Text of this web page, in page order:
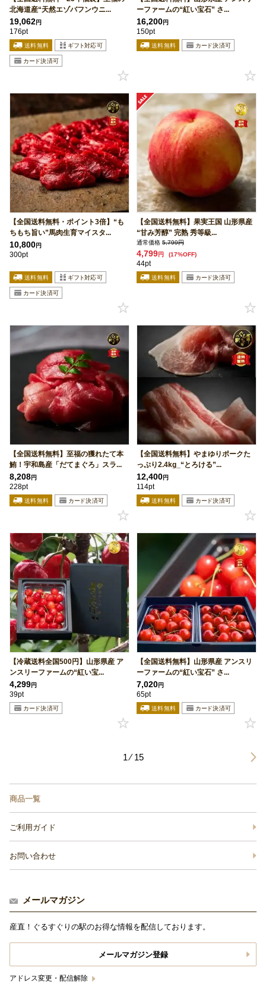
北海道産“天然エゾバフンウニ...
19,062円
176pt
ーファームの“紅い宝石” さ...
16,200円
150pt
【全国送料無料・ポイント3倍】“も
ちもち旨い”馬肉生育マイスタ...
10,800円
300pt
【全国送料無料】果実王国 山形県産
“甘み芳醇” 完熟 秀等級...
通常価格 5,799円
4,799円 (17%OFF)
44pt
【全国送料無料】至福の獲れたて本
鮪！宇和島産「だてまぐろ」スラ...
8,208円
228pt
【全国送料無料】やまゆりポークた
っぷり2.4kg_“とろける”...
12,400円
114pt
【冷蔵送料全国500円】山形県産 ア
ンスリーファームの“紅い宝...
4,299円
39pt
【全国送料無料】山形県産 アンスリ
ーファームの“紅い宝石” さ...
7,020円
65pt
1 ⁄ 15
商品一覧
ご利用ガイド
お問い合わせ
メールマガジン
産直！ぐるすぐりの駅のお得な情報を配信しております。
メールマガジン登録
アドレス変更・配信解除